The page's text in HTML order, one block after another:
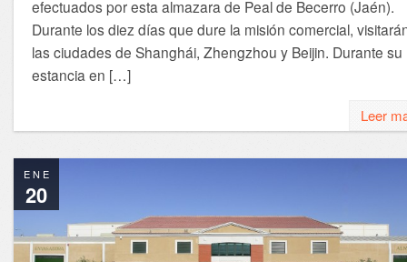
efectuados por esta almazara de Peal de Becerro (Jaén).
Durante los diez días que dure la misión comercial,
las ciudades de Shanghái, Zhengzhou y Beijin. Durante su
estancia en […]
Leer
ENE
20